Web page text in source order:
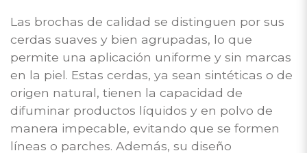
Las brochas de calidad se distinguen por sus
cerdas suaves y bien agrupadas, lo que
permite una aplicación uniforme y sin marcas
en la piel. Estas cerdas, ya sean sintéticas o de
origen natural, tienen la capacidad de
difuminar productos líquidos y en polvo de
manera impecable, evitando que se formen
líneas o parches. Además, su diseño